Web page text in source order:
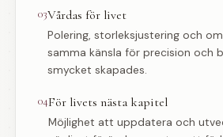
03Vårdas för livet
Polering, storleksjustering och
samma känsla för precision och
smycket skapades.
04För livets nästa kapitel
Möjlighet att uppdatera och